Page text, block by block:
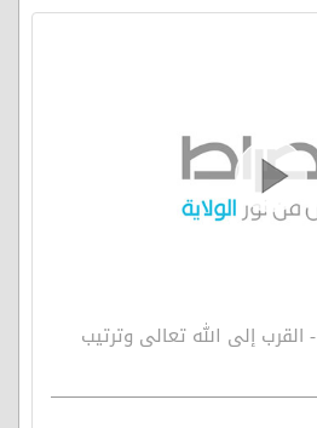
مصباح الهداية 299 - القرب إلى الله تعالى وترتيب